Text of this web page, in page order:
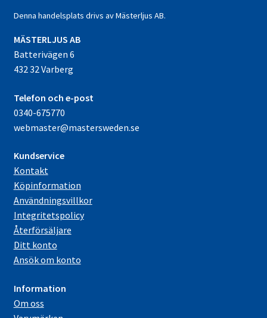
Denna handelsplats drivs av Mästerljus AB.
MÄSTERLJUS AB
Batterivägen 6
432 32 Varberg
Telefon och e-post
0340-675770
webmaster@mastersweden.se
Kundservice
Kontakt
Köpinformation
Användningsvillkor
Integritetspolicy
Återförsäljare
Ditt konto
Ansök om konto
Information
Om oss